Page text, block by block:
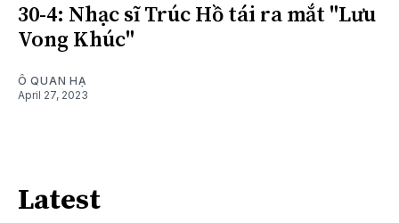
30-4: Nhạc sĩ Trúc Hồ tái ra mắt "Lưu
Vong Khúc"
Ô QUAN HẠ
April 27, 2023
Latest